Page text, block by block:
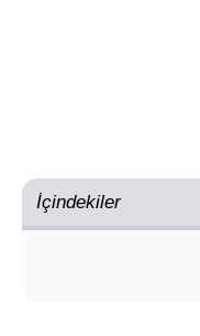
İçindekiler